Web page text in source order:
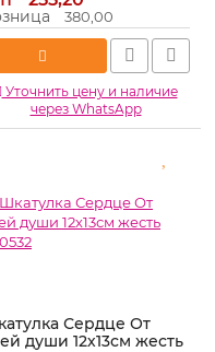
380,00
Уточнить цену и наличие
через WhatsApp
Сердце От
души 12х13см жесть